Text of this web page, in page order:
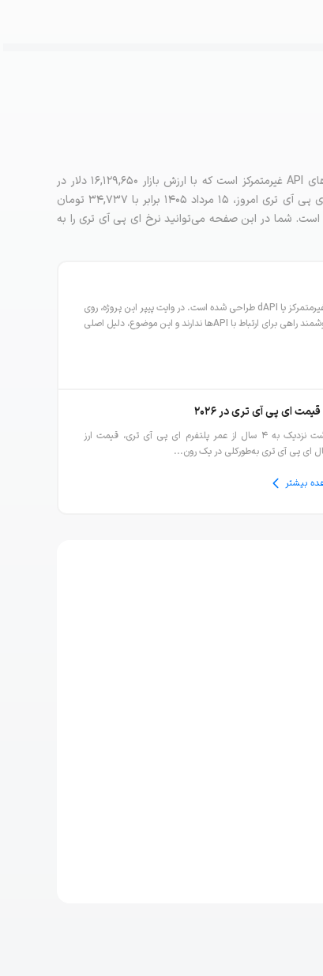
قیمت امروز ای پی آی تری ارز دیجیتال ای پی آی تری توکن یکی از پروژه‌های API غیرمتمرکز است که با ارزش بازار ۱۶,۱۲۹,۶۵۰ دلار در
جایگاه ۷۰۲ جدول رمزارزها بر اساس مارکت کپ قرار گرفته است. قیمت هر ای پی آی تری امروز، ۱۵ مرداد ۱۴۰۵ برابر با ۳۴,۷۳۷ تومان
ساعت گذشته ۱.۵۳ درصد کاهش یافته است. شما در این صفحه می‌توانید نرخ ای پی آی تری را به
ای پی آی تری با هدف فراهم کردن بستری برای ساخت، مدیریت و درآمدزایی از APIهای غیرمتمرکز یا dAPI طراحی شده است. در وایت پیپر این پروژه، روی
مشکل عدم توانایی قراردادهای هوشمند در برقراری ارتباط تاکید شده است. قراردادهای هوشمند راهی برای ارتباط با APIها ندارند و این موضوع، دلیل اصلی
قیمت ای پی آی تری در ۲۰۲۶
با گذشت نزدیک به ۴ سال از عمر پلتفرم ای پی آی تری، قیمت ارز
ای پی آی تری به‌طورکلی در یک رون...
بیشتر